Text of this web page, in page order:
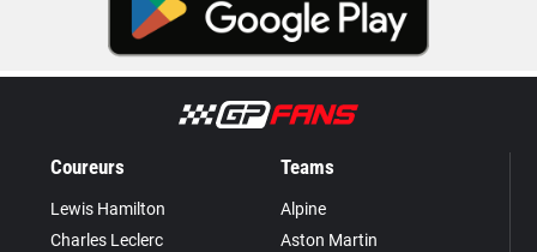
Coureurs
Lewis Hamilton
Charles Leclerc
Teams
Alpine
Aston Martin